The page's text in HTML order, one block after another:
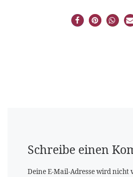
Schreibe einen
Deine E-Mail-Adresse wird